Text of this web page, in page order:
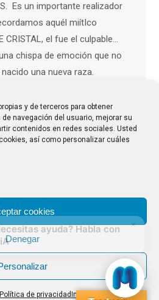
y de terceros para obtener
navegación del usuario, mejorar su
contenidos en redes sociales. Usted
así como personalizar cuáles
cookies
Denegar
Política de privacidad Impressum
Es un importante realizador
aquél miítIco
CRISTAL, el fue el culpable…
chispa de emoción que no
una nueva raza.
aquellos intrépidos